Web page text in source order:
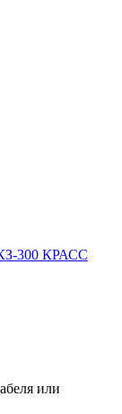
КЗ-300 КРАСС
или